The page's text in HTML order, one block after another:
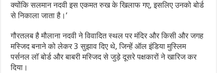
क्योंकि सलमान नदवी इस एकमत रुख के खिलाफ गए, इसलिए उनको बोर्ड
से निकाला जाता है।’
गौरतलब है मौलाना नदवी ने विवादित स्थल पर मंदिर और किसी और जगह
मस्जिद बनाने को लेकर 3 सुझाव दिए थे, जिन्हें ऑल इंडिया मुस्लिम
पर्सनल लॉ बोर्ड और बाबरी मस्जिद से जुड़े दूसरे पक्षकारों ने खारिज कर
दिया।